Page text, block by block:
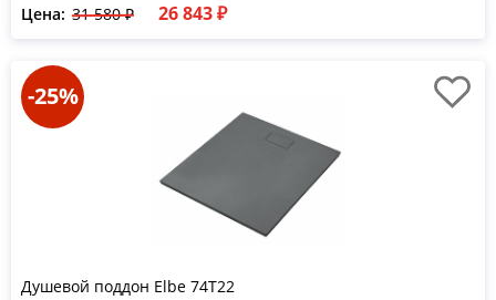
Цена: 31 580 ₽ 26 843 ₽
-25%
Душевой поддон Elbe 74T22